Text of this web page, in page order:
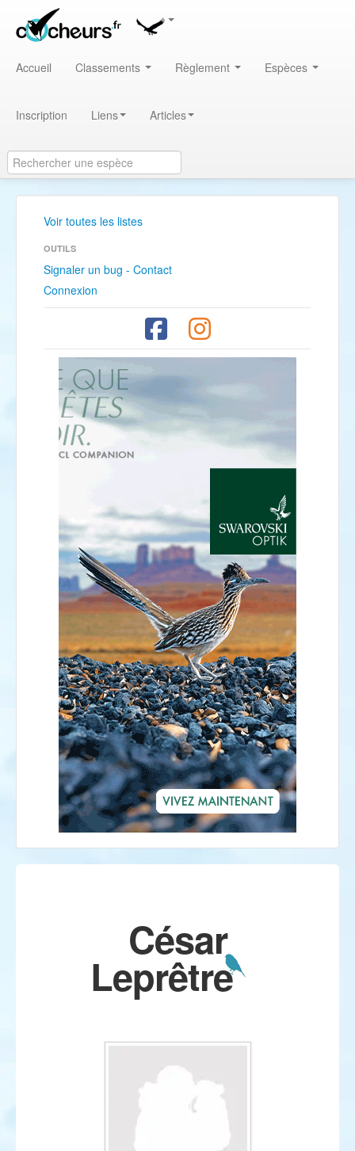
Accueil Classements Règlement Espèces
Inscription Liens Articles
Voir toutes les listes
OUTILS
Signaler un bug - Contact
Connexion
César
Leprêtre